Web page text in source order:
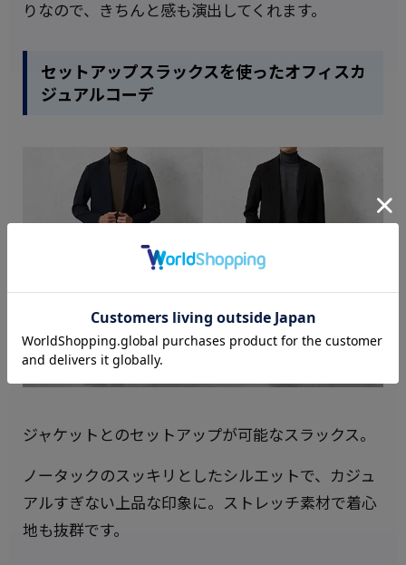
りなので、きちんと感も演出してくれます。
セットアップスラックスを使ったオフィスカ
ジュアルコーデ
ジャケットとのセットアップが可能なスラックス。
ノータックのスッキリとしたシルエットで、カジュ
アルすぎない上品な印象に。ストレッチ素材で着心
地も抜群です。